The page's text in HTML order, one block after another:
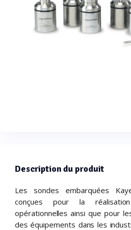
Description du produit
Les sondes embarquées
conçues pour la
opérationnelles ainsi que pour
des équipements dans les